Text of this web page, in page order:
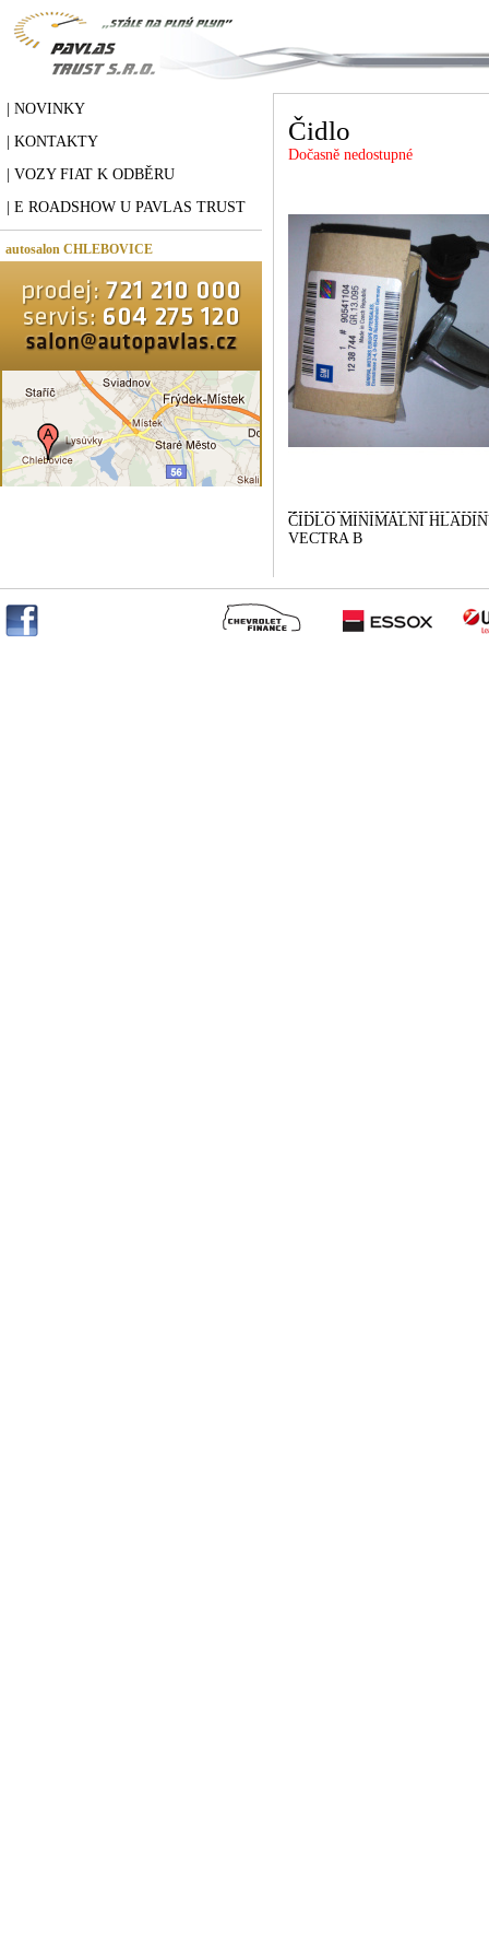
| NOVINKY
| KONTAKTY
| VOZY FIAT K ODBĚRU
| E ROADSHOW U PAVLAS TRUST
autosalon CHLEBOVICE
Čidlo
Dočasně nedostupné
ČIDLO MINIMÁLNÍ
VECTRA B